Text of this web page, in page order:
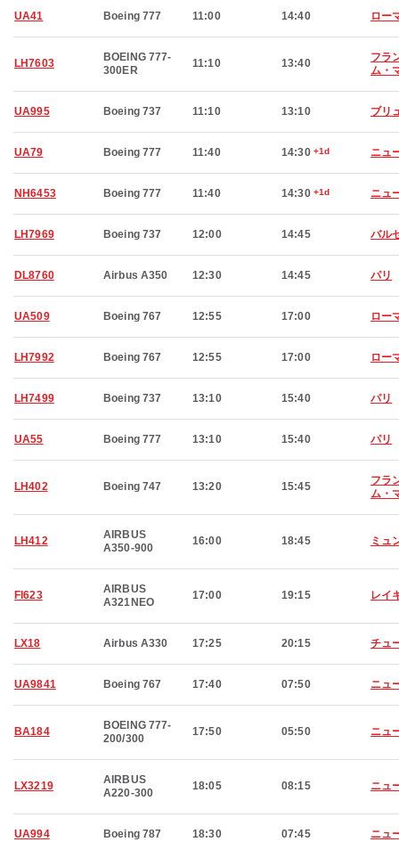
UA41 Boeing 777 11:00 14:40 ロー
LH7603
BOEING 777-
300ER
11:10 13:40
フラ
ム・
UA995 Boeing 737 11:10 13:10 ブリ
UA79 Boeing 777 11:40 14:30 +1d ニュ
NH6453 Boeing 777 11:40 14:30 +1d ニュ
LH7969 Boeing 737 12:00 14:45 バル
DL8760 Airbus A350 12:30 14:45 パリ
UA509 Boeing 767 12:55 17:00 ロー
LH7992 Boeing 767 12:55 17:00 ロー
LH7499 Boeing 737 13:10 15:40 パリ
UA55 Boeing 777 13:10 15:40 パリ
LH402 Boeing 747 13:20 15:45
フラ
ム・
LH412
AIRBUS
A350-900
16:00 18:45 ミュ
FI623
AIRBUS
A321NEO
17:00 19:15 レイ
LX18 Airbus A330 17:25 20:15 チュ
UA9841 Boeing 767 17:40 07:50 ニュ
BA184
BOEING 777-
200/300
17:50 05:50 ニュ
LX3219
AIRBUS
A220-300
18:05 08:15 ニュ
UA994 Boeing 787 18:30 07:45 ニュ